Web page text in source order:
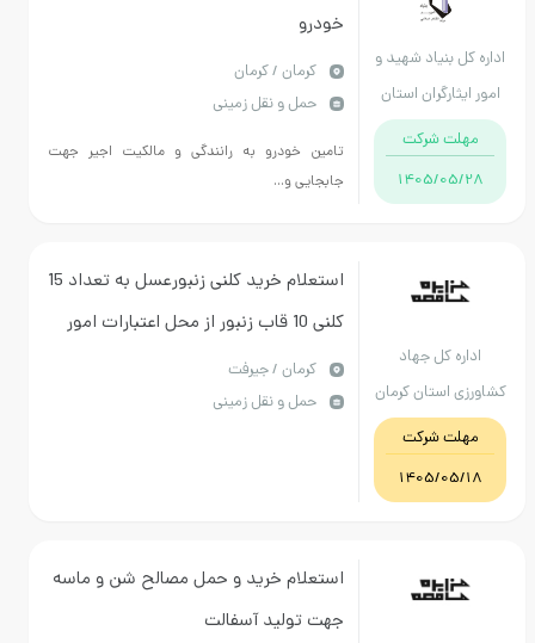
اداره کل بنیاد شهید و
امور ایثارگران استان
کرمان
مهلت شرکت
1405/05/28
خودرو
كرمان / کرمان
حمل و نقل زمینی
تامین خودرو به رانندگی و مالکیت اجیر جهت
جابجایی و...
اداره کل جهاد
کشاورزی استان کرمان
جنوب
مهلت شرکت
1405/05/18
استعلام خرید کلنی زنبورعسل به تعداد 15
کلنی 10 قاب زنبور از محل اعتبارات امور
دام كرمان / جیرفت
حمل و نقل زمینی
استعلام خرید و حمل مصالح شن و ماسه
جهت تولید آسفالت